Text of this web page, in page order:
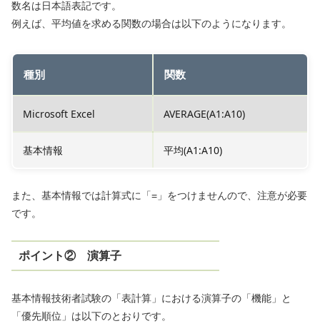
数名は日本語表記です。
例えば、平均値を求める関数の場合は以下のようになります。
種別 関数
Microsoft Excel AVERAGE(A1:A10)
基本情報 平均(A1:A10)
また、基本情報では計算式に「=」をつけませんので、注意が必要
です。
ポイント② 演算子
基本情報技術者試験の「表計算」における演算子の「機能」と
「優先順位」は以下のとおりです。